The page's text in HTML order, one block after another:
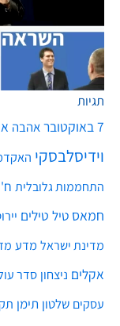
תגיות
7 באוקטובר
וידיסלבסקי
התחממות גלובלית
חמאסטילטילים
מדינת ישראל מדע
אקלים ניצחון סדר
עסקים שלטון תימן